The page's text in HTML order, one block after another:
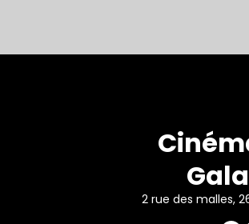
2 rue des malles,